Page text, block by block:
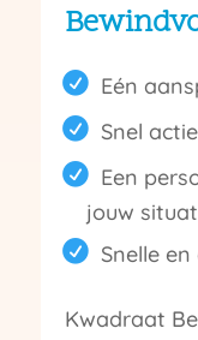
Eén
Snel
Een
jouw
Snelle
Kwadraat